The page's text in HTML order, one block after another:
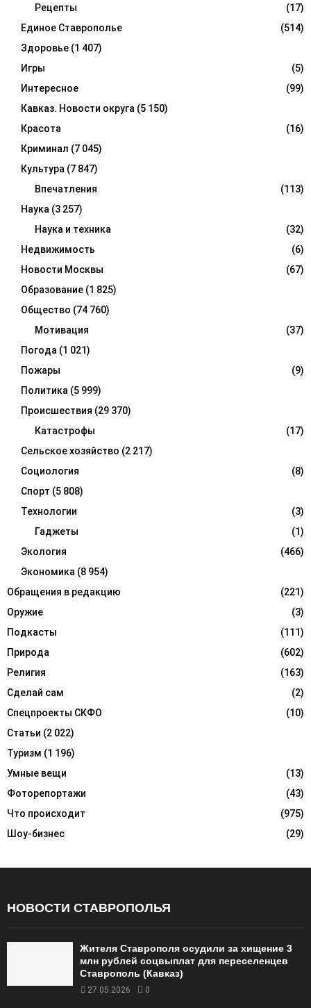
Рецепты
(17)
Единое Ставрополье
(514)
Здоровье (1 407)
Игры
(5)
Интересное
(99)
Кавказ. Новости округа (5 150)
Красота
(16)
Криминал (7 045)
Культура (7 847)
Впечатления
(113)
Наука (3 257)
Наука и техника
(32)
Недвижимость
(6)
Новости Москвы
(67)
Образование (1 825)
Общество (74 760)
Мотивация
(37)
Погода (1 021)
Пожары
(9)
Политика (5 999)
Происшествия (29 370)
Катастрофы
(17)
Сельское хозяйство (2 217)
Социология
(8)
Спорт (5 808)
Технологии
(3)
Гаджеты
(1)
Экология
(466)
Экономика (8 954)
Обращения в редакцию
(221)
Оружие
(3)
Подкасты
(111)
Природа
(602)
Религия
(163)
Сделай сам
(2)
Спецпроекты СКФО
(10)
Статьи (2 022)
Туризм (1 196)
Умные вещи
(13)
Фоторепортажи
(43)
Что происходит
(975)
Шоу-бизнес
(29)
НОВОСТИ СТАВРОПОЛЬЯ
Жителя Ставрополя осудили за хищение 3
млн рублей соцвыплат для переселенцев
Ставрополь (Кавказ)
27.05.2026 0